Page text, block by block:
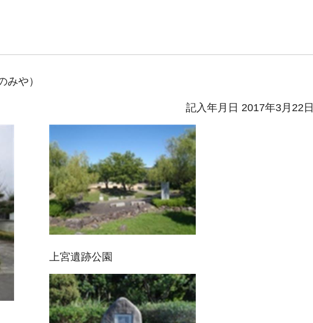
や）
記入年月日 2017年3月22日
上宮遺跡公園